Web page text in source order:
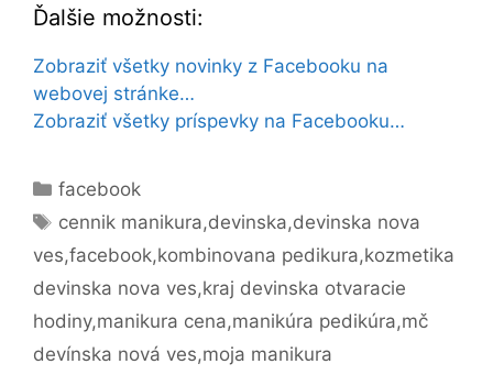
Ďalšie možnosti:
Zobraziť všetky novinky z Facebooku na
webovej stránke…
Zobraziť všetky príspevky na Facebooku…
Kategórie
facebook
Značky
cennik manikura,devinska,devinska nova
ves,facebook,kombinovana pedikura,kozmetika
devinska nova ves,kraj devinska otvaracie
hodiny,manikura cena,manikúra pedikúra,mč
devínska nová ves,moja manikura